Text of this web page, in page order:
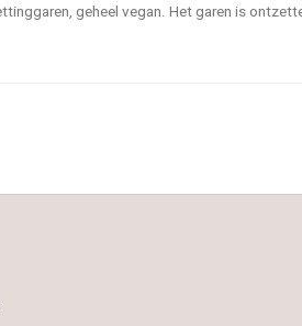
geheel vegan. Het garen is